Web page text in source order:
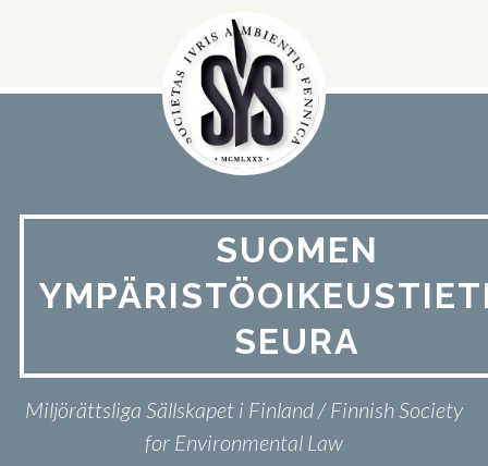
SUOMEN
SEURA
Miljörättsliga Sällskapet i Finland / Finnish Society
for Environmental Law